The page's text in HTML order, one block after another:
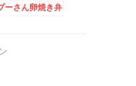
ーさん卵焼き弁
♪(*´艸`*)店舗